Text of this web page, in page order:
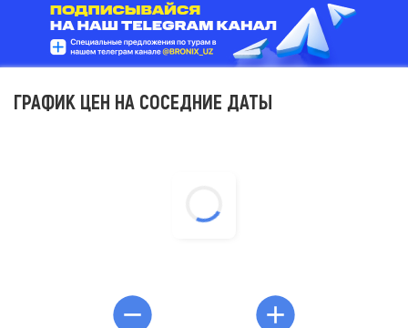
ГРАФИК ЦЕН НА СОСЕДНИЕ ДАТЫ